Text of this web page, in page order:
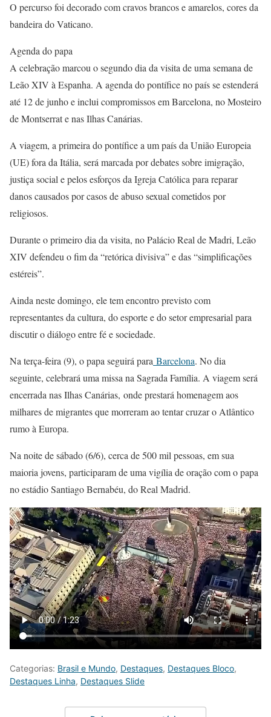
O percurso foi decorado com cravos brancos e amarelos, cores da
bandeira do Vaticano.
Agenda do papa
A celebração marcou o segundo dia da visita de uma semana de
Leão XIV à Espanha. A agenda do pontífice no país se estenderá
até 12 de junho e inclui compromissos em Barcelona, no Mosteiro
de Montserrat e nas Ilhas Canárias.
A viagem, a primeira do pontífice a um país da União Europeia
(UE) fora da Itália, será marcada por debates sobre imigração,
justiça social e pelos esforços da Igreja Católica para reparar
danos causados por casos de abuso sexual cometidos por
religiosos.
Durante o primeiro dia da visita, no Palácio Real de Madri, Leão
XIV defendeu o fim da “retórica divisiva” e das “simplificações
estéreis”.
Ainda neste domingo, ele tem encontro previsto com
representantes da cultura, do esporte e do setor empresarial para
discutir o diálogo entre fé e sociedade.
Na terça-feira (9), o papa seguirá para Barcelona. No dia
seguinte, celebrará uma missa na Sagrada Família. A viagem será
encerrada nas Ilhas Canárias, onde prestará homenagem aos
milhares de migrantes que morreram ao tentar cruzar o Atlântico
rumo à Europa.
Na noite de sábado (6/6), cerca de 500 mil pessoas, em sua
maioria jovens, participaram de uma vigília de oração com o papa
no estádio Santiago Bernabéu, do Real Madrid.
Categorias: Brasil e Mundo, Destaques, Destaques Bloco,
Destaques Linha, Destaques Slide